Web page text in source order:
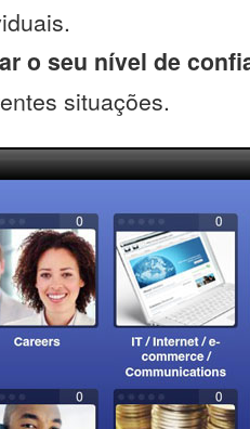
o seu nível de
situações.